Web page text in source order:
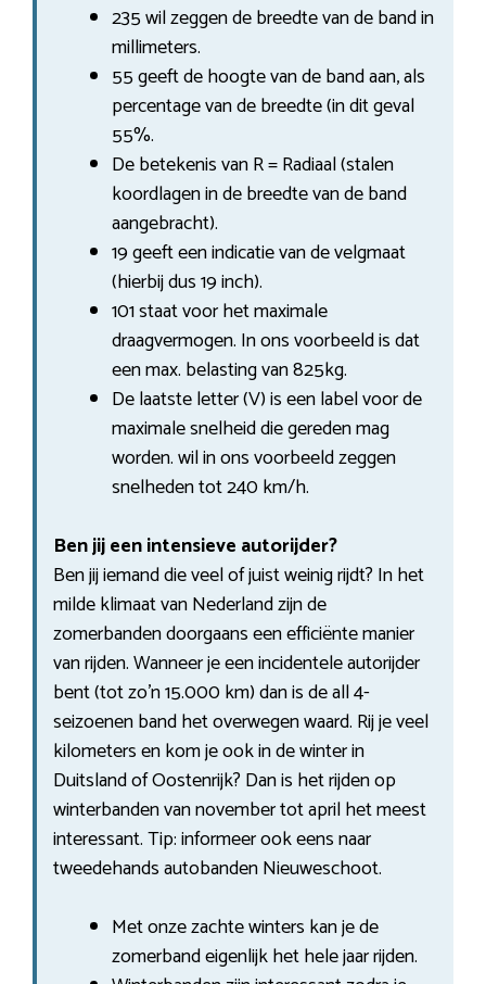
235 wil zeggen de breedte van de band in
millimeters.
55 geeft de hoogte van de band aan, als
percentage van de breedte (in dit geval
55%.
De betekenis van R = Radiaal (stalen
koordlagen in de breedte van de band
aangebracht).
19 geeft een indicatie van de velgmaat
(hierbij dus 19 inch).
101 staat voor het maximale
draagvermogen. In ons voorbeeld is dat
een max. belasting van 825kg.
De laatste letter (V) is een label voor de
maximale snelheid die gereden mag
worden. wil in ons voorbeeld zeggen
snelheden tot 240 km/h.
Ben jij een intensieve autorijder?
Ben jij iemand die veel of juist weinig rijdt? In het
milde klimaat van Nederland zijn de
zomerbanden doorgaans een efficiënte manier
van rijden. Wanneer je een incidentele autorijder
bent (tot zo’n 15.000 km) dan is de all 4-
seizoenen band het overwegen waard. Rij je veel
kilometers en kom je ook in de winter in
Duitsland of Oostenrijk? Dan is het rijden op
winterbanden van november tot april het meest
interessant. Tip: informeer ook eens naar
tweedehands autobanden Nieuweschoot.
Met onze zachte winters kan je de
zomerband eigenlijk het hele jaar rijden.